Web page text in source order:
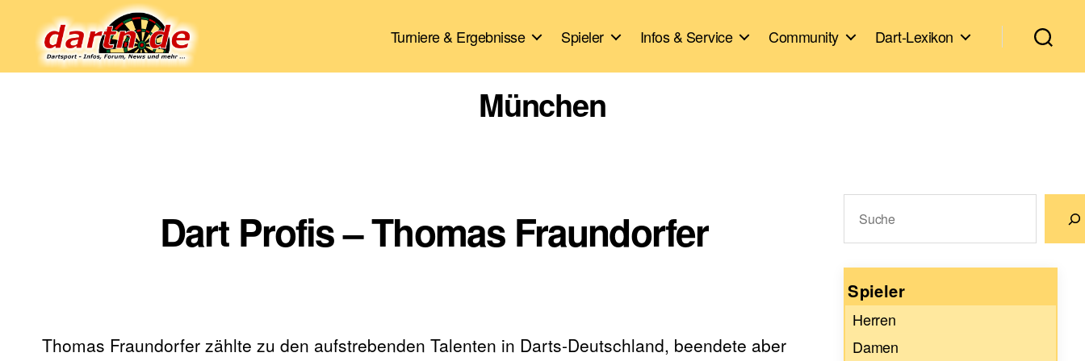
Turniere & Ergebnisse Spieler Infos & Service Community Dart-Lexikon
München
Dart Profis – Thomas Fraundorfer
Thomas Fraundorfer zählte zu den aufstrebenden Talenten in Darts-Deutschland, beendete aber
Spieler
Herren
Damen